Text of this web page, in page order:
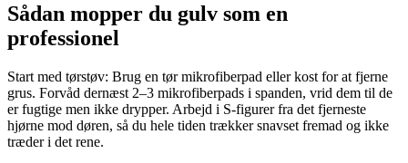
Sådan mopper du gulv som en
professionel
Start med tørstøv: Brug en tør mikrofiberpad eller kost for at fjerne
grus. Forvåd dernæst 2–3 mikrofiberpads i spanden, vrid dem til de
er fugtige men ikke drypper. Arbejd i S-figurer fra det fjerneste
hjørne mod døren, så du hele tiden trækker snavset fremad og ikke
træder i det rene.